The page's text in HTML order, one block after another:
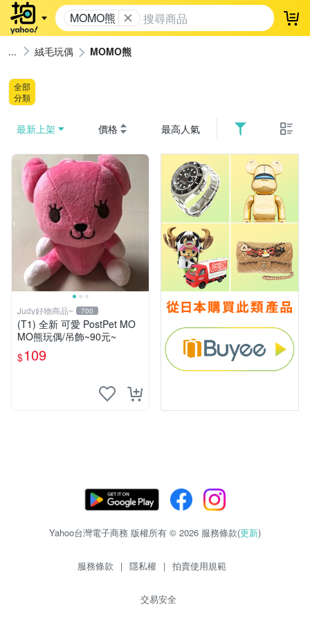
MOMO熊 登
絨毛玩偶 MOMO熊
全部
分類
最新上架 價格 最高人氣
Judy好物商品~ 700
(T1) 全新 可愛 PostPet MO
MO熊玩偶/吊飾~90元~
$109
Yahoo台灣電子商務 版權所有 © 2026 服務條款(更新)
服務條款 | 隱私權 | 拍賣使用規範
交易安全